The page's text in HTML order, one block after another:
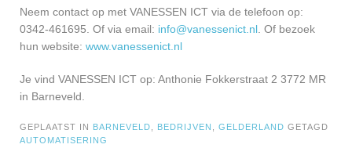
Neem contact op met VANESSEN ICT via de telefoon op:
0342-461695. Of via email: info@vanessenict.nl . Of bezoek
hun website: www.vanessenict.nl
Je vind VANESSEN ICT op: Anthonie Fokkerstraat 2 3772 MR
in Barneveld.
GEPLAATST IN BARNEVELD BEDRIJVEN GELDERLAND GETAGD
AUTOMATISERING